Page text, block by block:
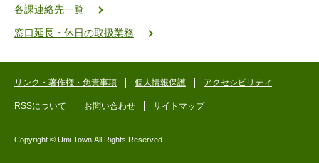
二
ゴ
各課連絡先一覧
窓口延長・休日の取扱業務
リンク・著作権・免責事項 個人情報保護 アクセシビリティ
RSSについて お問い合わせ サイトマップ
Copyright © Umi Town.All Rights Reserved.